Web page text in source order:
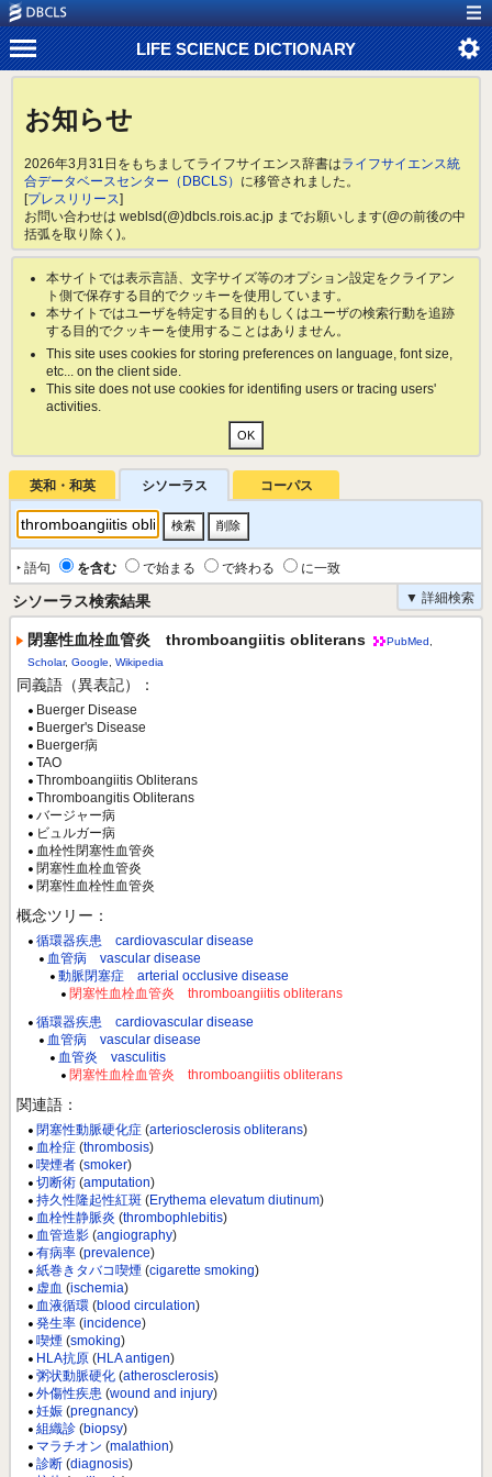
LIFE SCIENCE DICTIONARY
お知らせ
2026年3月31日をもちましてライフサイエンス辞書はライフサイエンス統
合データベースセンター（DBCLS） に移管されました。
[プレスリリース]
お問い合わせは weblsd(@)dbcls.rois.ac.jp までお願いします(@の前後の中
括弧を取り除く)。
本サイトでは表示言語、文字サイズ等のオプション設定をクライアン
ト側で保存する目的でクッキーを使用しています。
本サイトではユーザを特定する目的もしくはユーザの検索行動を追跡
する目的でクッキーを使用することはありません。
This site uses cookies for storing preferences on language, font size,
etc... on the client side.
This site does not use cookies for identifing users or tracing users'
activities.
英和・和英 シソーラス コーパス
‣ 語句 を含む で始まる で終わる
に一致
▼ 詳細検索
シソーラス検索結果
閉塞性血栓血管炎 thromboangiitis obliterans PubMed
Scholar, Google Wikipedia
同義語（異表記）：
Buerger Disease
Buerger's Disease
Buerger病
TAO
Thromboangiitis Obliterans
Thromboangitis Obliterans
バージャー病
ビュルガー病
血栓性閉塞性血管炎
閉塞性血栓血管炎
閉塞性血栓性血管炎
概念ツリー：
循環器疾患 cardiovascular disease
血管病 vascular disease
動脈閉塞症 arterial occlusive disease
閉塞性血栓血管炎 thromboangiitis obliterans
循環器疾患 cardiovascular disease
血管病 vascular disease
血管炎 vasculitis
閉塞性血栓血管炎 thromboangiitis obliterans
関連語：
閉塞性動脈硬化症 (arteriosclerosis obliterans)
血栓症 (thrombosis)
喫煙者 (smoker)
切断術 (amputation)
持久性隆起性紅斑 (Erythema elevatum diutinum)
血栓性静脈炎 (thrombophlebitis)
血管造影 (angiography)
有病率 (prevalence)
紙巻きタバコ喫煙 (cigarette smoking)
虚血 (ischemia)
血液循環 (blood circulation)
発生率 (incidence)
喫煙 (smoking)
HLA抗原 (HLA antigen)
粥状動脈硬化 (atherosclerosis)
外傷性疾患 (wound and injury)
妊娠 (pregnancy)
組織診 (biopsy)
マラチオン (malathion)
診断 (diagnosis)